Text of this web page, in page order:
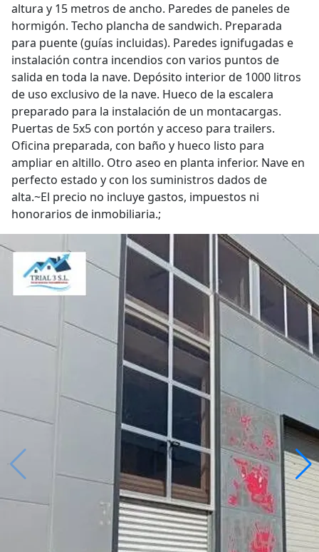
altura y 15 metros de ancho. Paredes de paneles de
hormigón. Techo plancha de sandwich. Preparada
para puente (guías incluidas). Paredes ignifugadas e
instalación contra incendios con varios puntos de
salida en toda la nave. Depósito interior de 1000 litros
de uso exclusivo de la nave. Hueco de la escalera
preparado para la instalación de un montacargas.
Puertas de 5x5 con portón y acceso para trailers.
Oficina preparada, con baño y hueco listo para
ampliar en altillo. Otro aseo en planta inferior. Nave en
perfecto estado y con los suministros dados de
alta.~El precio no incluye gastos, impuestos ni
honorarios de inmobiliaria.;